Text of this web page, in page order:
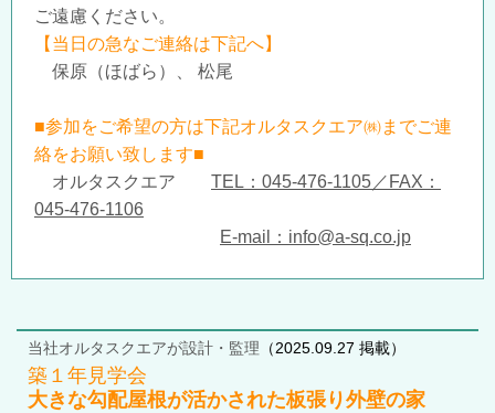
ご遠慮ください。
【当日の急なご連絡は下記へ】
保原（ほばら）、 松尾
■参加をご希望の方は下記オルタスクエア㈱までご連
絡をお願い致します■
オルタスクエア TEL：045-476-1105／FAX：
045-476-1106
E-mail：info@a-sq.co.jp
当社オルタスクエアが設計・監理 （2025.09.27 掲載）
築１年見学会
大きな勾配屋根が活かされた板張り外壁の家